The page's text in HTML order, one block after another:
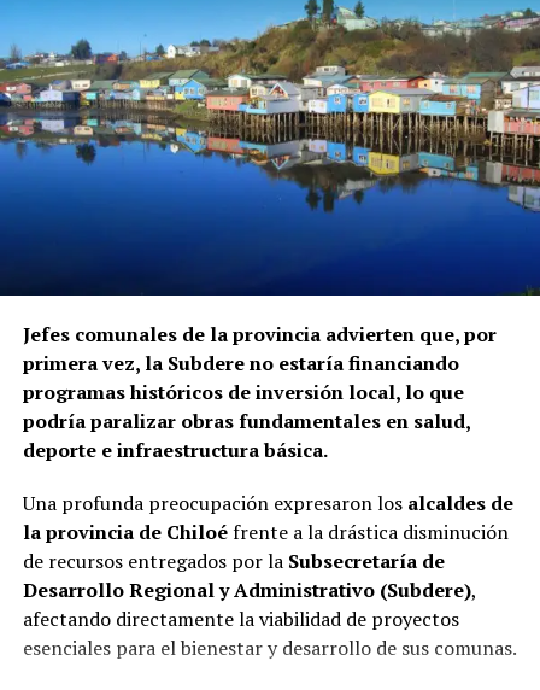
Jefes comunales de la provincia advierten que, por
primera vez, la Subdere no estaría financiando
programas históricos de inversión local, lo que
podría paralizar obras fundamentales en salud,
deporte e infraestructura básica.
Una profunda preocupación expresaron los alcaldes de
la provincia de Chiloéfrente a la drástica disminución
de recursos entregados por la Subsecretaría de
Desarrollo Regional y Administrativo (Subdere),
afectando directamente la viabilidad de proyectos
esenciales para el bienestar y desarrollo de sus comunas.